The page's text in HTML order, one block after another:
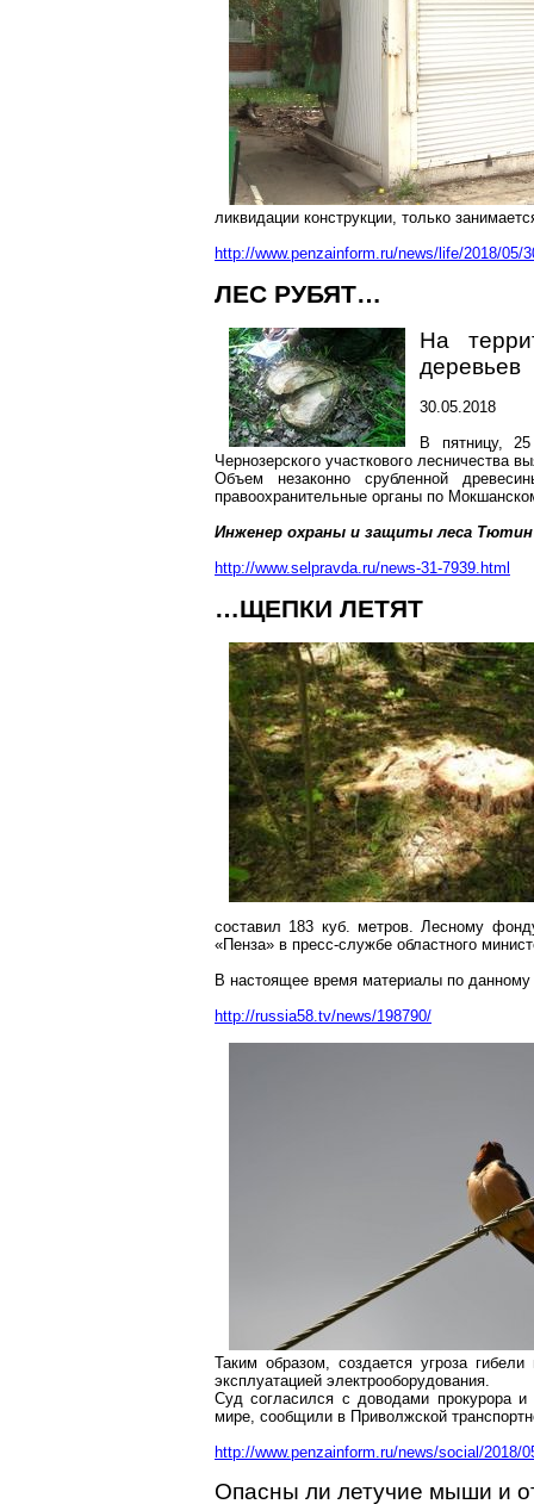
ликвидации конструкции, только
http://www.penzainform.ru/news/life/2018/
ЛЕС РУБЯТ…
На
деревьев
30.05.2018
В пятницу,
Чернозерского участкового лесничества
Объем незаконно срубленной
правоохранительные органы по
Инженер охраны и защиты леса Тютин
http://www.selpravda.ru/news-31-7939.html
…ЩЕПКИ ЛЕТЯТ
составил 183 куб. метров. Лесному
«Пенза» в пресс-службе областного
В настоящее время материалы по
http://russia58.tv/news/198790/
Таким образом, создается угроза
эксплуатацией электрооборудования.
Суд согласился с доводами прокурора
мире, сообщили в Приволжской
http://www.penzainform.ru/news/social/
Опасны ли летучие мыши и